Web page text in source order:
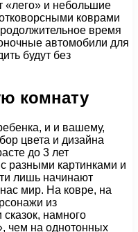
«лего» и небольшие
коврами
время
автомобили для
будут без
комнату
и и вашему,
цвета и дизайна
до 3 лет
разными картинками и
лишь начинают
мир. На ковре, на
из
намного
чем на однотонных